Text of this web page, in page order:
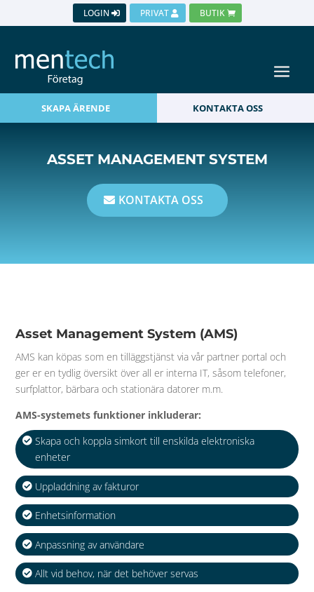
LOGIN PRIVAT BUTIK
SKAPA ÄRENDE KONTAKTA OSS
ASSET MANAGEMENT SYSTEM
KONTAKTA OSS
Asset Management System (AMS)
AMS kan köpas som en tilläggstjänst via vår partner portal och
ger er en tydlig översikt över all er interna IT, såsom telefoner,
surfplattor, bärbara och stationära datorer m.m.
AMS-systemets funktioner inkluderar:
Skapa och koppla simkort till enskilda elektroniska
enheter
Uppladdning av fakturor
Enhetsinformation
Anpassning av användare
Allt vid behov, när det behöver servas